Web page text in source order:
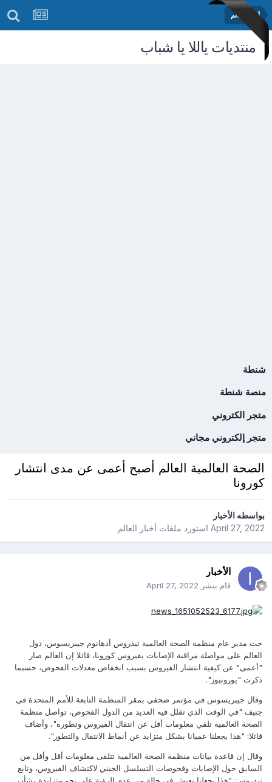
أخبار العالم
منتديات ياللا يا شباب
شنطة
منصة شنطة
متجر الكتروني
متجر إلكتروني مجاني
الصحة العالمية العالم أصبح أعمى عن مدى انتشار
كورونا
بواسطهالأخبار
April 27, 2022استورد ملفات أخبار العالم
الأخبار
قام بنشر April 27, 2022
حث مدير عام منظمة الصحة العالمية تيدروس أدهانوم جيبريسوس، دول
العالم على مواصلة مراقبة الإصابات بفيروس كورونا، قائلا إن العالم صار
"أعمى" عن كيفية انتشار الفيروس بسبب انخفاض معدلات الفحوص، حسبما
ذكرت "يورونيوز".
وقال جيبريسوس في مؤتمر صحفي بمقر المنظمة التابعة للأمم المتحدة في
جنيف "في الوقت الذي تقلل فيه العديد من الدول الفحوص، تواصل منظمة
الصحة العالمية تلقي معلومات أقل عن انتقال الفيروس وتطوره"، وأضاف
قائلا: "هذا يجعلنا عميانا بشكل متزايد عن أنماط الانتقال والتطور".
وقال إن قاعدة بيانات منظمة الصحة العالمية تتلقى معلومات أقل وأقل من
السابق حول الإصابات وفحوصات التسلسل الجيني لاكتشاف الفيروس، وتابع